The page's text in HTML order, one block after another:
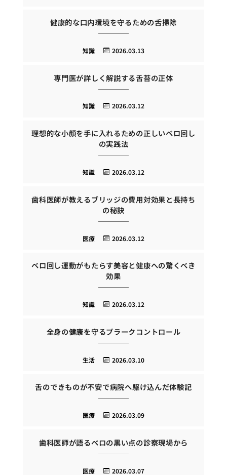
健康的な口内環境を守るための舌掃除
2026.03.13
知識
専門医が詳しく解説する舌苔の正体
2026.03.12
知識
理想的な小顔を手に入れるための正しいベロ回し
の実践法
2026.03.12
知識
歯科医師が教えるブリッジの費用対効果と長持ち
の秘訣
2026.03.12
医療
ベロ回し運動がもたらす美容と健康への驚くべき
効果
2026.03.12
知識
全身の健康を守るプラークコントロール
2026.03.10
生活
舌のできものが不安で病院へ駆け込んだ体験記
2026.03.09
医療
歯科医師が語るベロの黒い点の診察現場から
2026.03.07
医療